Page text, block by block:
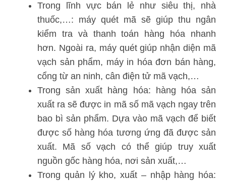
Trong lĩnh vực bán lẻ như siêu thị, nhà
thuốc,…: máy quét mã sẽ giúp thu ngân
kiểm tra và thanh toán hàng hóa nhanh
hơn. Ngoài ra, máy quét giúp nhận diện mã
vạch sản phẩm, máy in hóa đơn bán hàng,
cổng từ an ninh, cân điện tử mã vạch,…
Trong sản xuất hàng hóa: hàng hóa sản
xuất ra sẽ được in mã số mã vạch ngay trên
bao bì sản phẩm. Dựa vào mã vạch để biết
được số hàng hóa tương ứng đã được sản
xuất. Mã số vạch có thể giúp truy xuất
nguồn gốc hàng hóa, nơi sản xuất,…
Trong quản lý kho, xuất – nhập hàng hóa: